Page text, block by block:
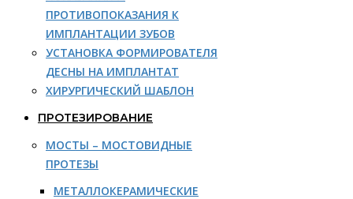
ПРОТИВОПОКАЗАНИЯ К
ИМПЛАНТАЦИИ ЗУБОВ
УСТАНОВКА ФОРМИРОВАТЕЛЯ
ДЕСНЫ НА ИМПЛАНТАТ
ХИРУРГИЧЕСКИЙ ШАБЛОН
ПРОТЕЗИРОВАНИЕ
МОСТЫ – МОСТОВИДНЫЕ
ПРОТЕЗЫ
МЕТАЛЛОКЕРАМИЧЕСКИЕ